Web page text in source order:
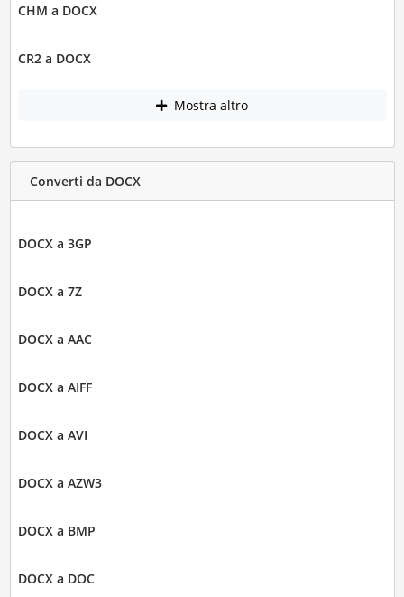
CHM a DOCX
CR2 a DOCX
Mostra altro
Converti da DOCX
DOCX a 3GP
DOCX a 7Z
DOCX a AAC
DOCX a AIFF
DOCX a AVI
DOCX a AZW3
DOCX a BMP
DOCX a DOC